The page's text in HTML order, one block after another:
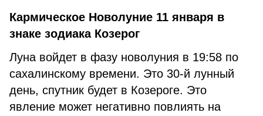
Кармическое Новолуние 11 января в
знаке зодиака Козерог
Луна войдет в фазу новолуния в 19:58 по
сахалинскому времени. Это 30-й лунный
день, спутник будет в Козероге. Это
явление может негативно повлиять на